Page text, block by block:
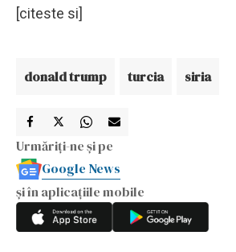
[citeste si]
donald trump turcia siria
Urmăriți-ne și pe
Google News
și în aplicațiile mobile